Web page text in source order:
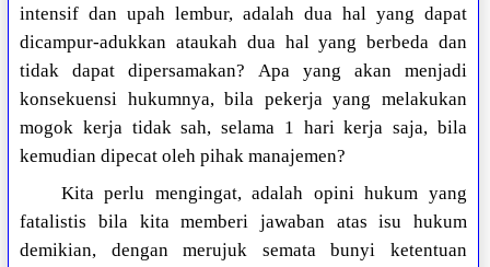
intensif dan upah lembur, adalah dua hal yang dapat
dicampur-adukkan ataukah dua hal yang berbeda dan
tidak dapat dipersamakan? Apa yang akan menjadi
konsekuensi hukumnya, bila pekerja yang melakukan
mogok kerja tidak sah, selama 1 hari kerja saja, bila
kemudian dipecat oleh pihak manajemen?
Kita perlu mengingat, adalah opini hukum yang
fatalistis bila kita memberi jawaban atas isu hukum
demikian, dengan merujuk semata bunyi ketentuan